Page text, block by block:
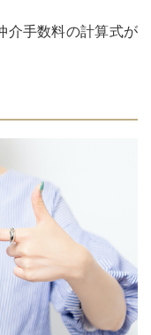
介手数料の計算式が